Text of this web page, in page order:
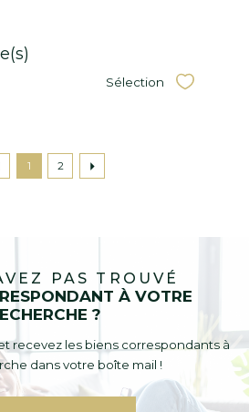
Sélection Sélectionner
1 2
PAS TROUVÉ
À VOTRE
?
recevez les biens correspondants à
dans votre boîte mail !